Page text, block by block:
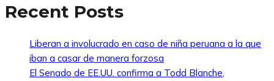
Recent Posts
Liberan a involucrado en caso de niña peruana a la que
iban a casar de manera forzosa
El Senado de EE.UU. confirma a Todd Blanche,